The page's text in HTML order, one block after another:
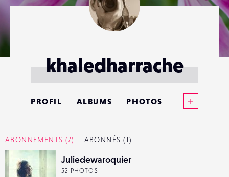
khaledharrache
PROFIL ALBUMS PHOTOS
ABONNEMENTS (7) ABONNÉS (1)
Juliedewaroquier
52 PHOTOS